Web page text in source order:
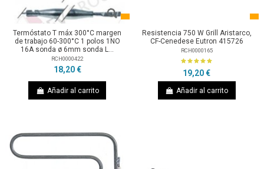
Termóstato T máx 300°C margen
de trabajo 60-300°C 1 polos 1NO
16A sonda ø 6mm sonda L...
RCH0000422
18,20 €
Añadir al carrito
Resistencia 750 W Grill Aristarco,
CF-Cenedese Eutron 415726
RCH0000165
19,20 €
Añadir al carrito